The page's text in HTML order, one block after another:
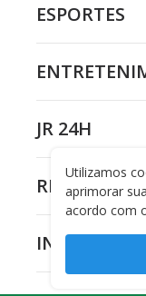
ESPORTES
JR 24H
RECORD
Utilizamos
aprimorar
acordo com